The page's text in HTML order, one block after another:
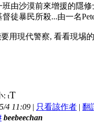
由沙漠前來增援的隱修
徒暴民所殺...由一名
用現代警察, 看看現埸
: tT
4 11:09 | 只看該作者 | 翻
beebeechan